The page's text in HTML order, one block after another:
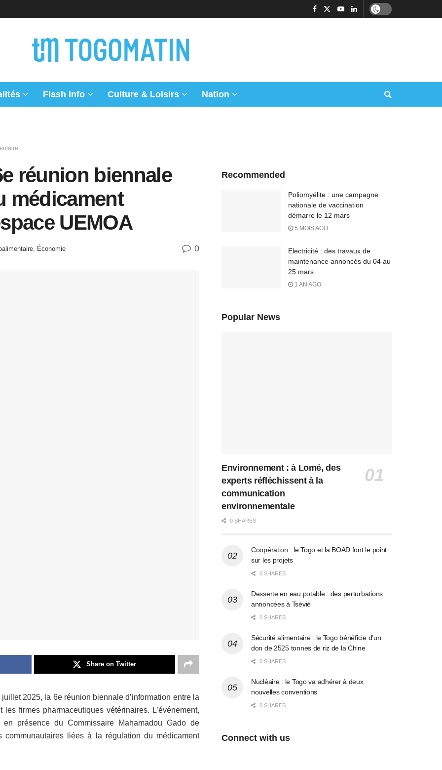
Flash Info Culture & Loisirs Nation
réunion biennale
médicament
UEMOA
Économie 0
Share on Twitter
2025, la 6e réunion biennale d’information entre la
firmes pharmaceutiques vétérinaires. L’événement,
présence du Commissaire Mahamadou Gado de
liées à la régulation du médicament
Recommended
Poliomyélite : une campagne
nationale de vaccination
démarre le 12 mars
5 MOIS AGO
Electricité : des travaux de
maintenance annoncés du 04 au
25 mars
1 AN AGO
Popular News
Environnement : à Lomé, des
experts réfléchissent à la
communication
environnementale
0 SHARES
Coopération : le Togo et la BOAD font le point
sur les projets
0 SHARES
Desserte en eau potable : des perturbations
annoncées à Tsévié
0 SHARES
Sécurité alimentaire : le Togo bénéficie d’un
don de 2525 tonnes de riz de la Chine
0 SHARES
Nucléaire : le Togo va adhérer à deux
nouvelles conventions
0 SHARES
Connect with us